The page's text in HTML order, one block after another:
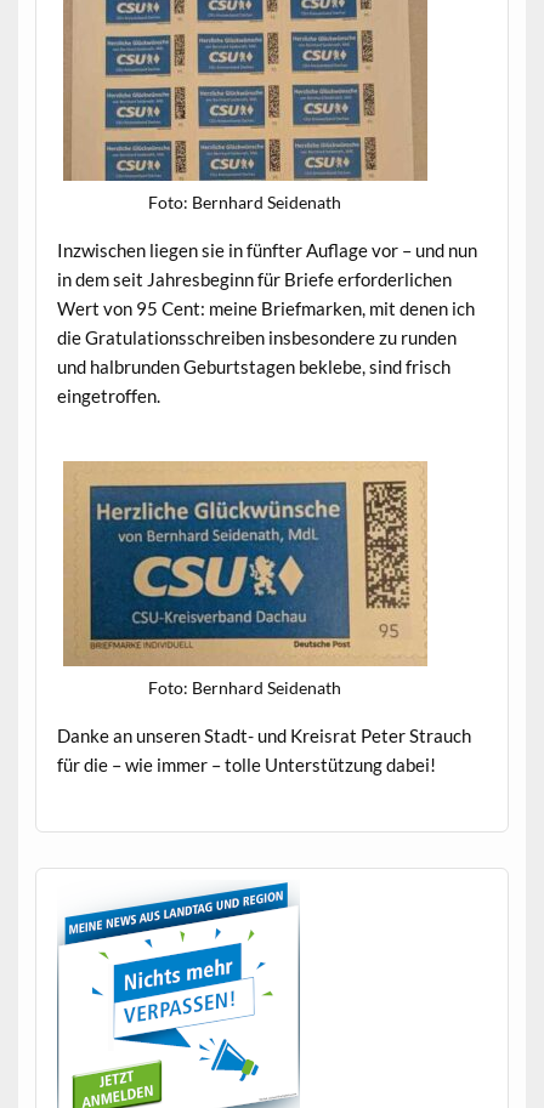
Foto: Bern­hard Seidenath
Inzwis­chen liegen sie in fün­fter Auflage vor – und nun
in dem seit Jahres­be­ginn für Briefe erforder­lichen
Wert von 95 Cent: meine Brief­marken, mit denen ich
die Grat­u­la­tion­ss­chreiben ins­beson­dere zu run­den
und hal­brun­den Geburt­sta­gen bek­lebe, sind frisch
eingetroffen.
Foto: Bern­hard Seidenath
Danke an unseren Stadt- und Kreis­rat Peter Strauch
für die – wie immer – tolle Unter­stützung dabei!